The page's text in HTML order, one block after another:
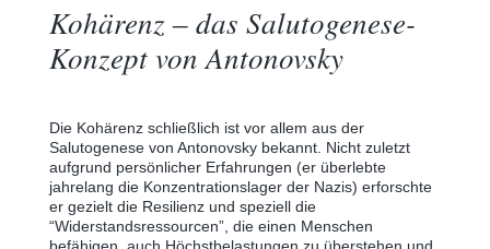
Kohärenz ‒ das Salutogenese-
Konzept von Antonovsky
Die Kohärenz schließlich ist vor allem aus der
Salutogenese von Antonovsky bekannt. Nicht zuletzt
aufgrund persönlicher Erfahrungen (er überlebte
jahrelang die Konzentrationslager der Nazis) erforschte
er gezielt die Resilienz und speziell die
“Widerstandsressourcen”, die einen Menschen